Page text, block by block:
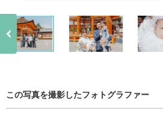
この写真を撮影したフォトグラファー